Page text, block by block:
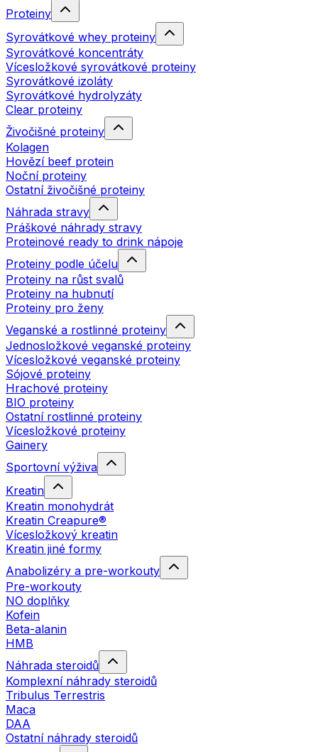
Proteiny
Syrovátkové whey proteiny
Syrovátkové koncentráty
Vícesložkové syrovátkové proteiny
Syrovátkové izoláty
Syrovátkové hydrolyzáty
Clear proteiny
Živočišné proteiny
Kolagen
Hovězí beef protein
Noční proteiny
Ostatní živočišné proteiny
Náhrada stravy
Práškové náhrady stravy
Proteinové ready to drink nápoje
Proteiny podle účelu
Proteiny na růst svalů
Proteiny na hubnutí
Proteiny pro ženy
Veganské a rostlinné proteiny
Jednosložkové veganské proteiny
Vícesložkové veganské proteiny
Sójové proteiny
Hrachové proteiny
BIO proteiny
Ostatní rostlinné proteiny
Vícesložkové proteiny
Gainery
Sportovní výživa
Kreatin
Kreatin monohydrát
Kreatin Creapure®
Vícesložkový kreatin
Kreatin jiné formy
Anabolizéry a pre-workouty
Pre-workouty
NO doplňky
Kofein
Beta-alanin
HMB
Náhrada steroidů
Komplexní náhrady steroidů
Tribulus Terrestris
Maca
DAA
Ostatní náhrady steroidů